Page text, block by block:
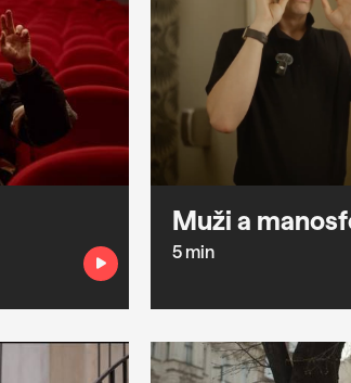
Muži a
5 min